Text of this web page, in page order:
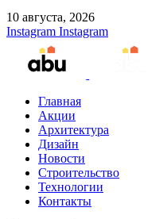
10 августа, 2026
Instagram Instagram
Главная
Акции
Архитектура
Дизайн
Новости
Строительство
Технологии
Контакты